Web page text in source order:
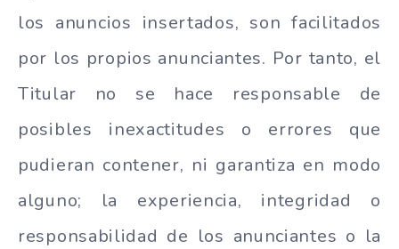
los anuncios insertados, son facilitados
por los propios anunciantes. Por tanto, el
Titular no se hace responsable de
posibles inexactitudes o errores que
pudieran contener, ni garantiza en modo
alguno; la experiencia, integridad o
responsabilidad de los anunciantes o la